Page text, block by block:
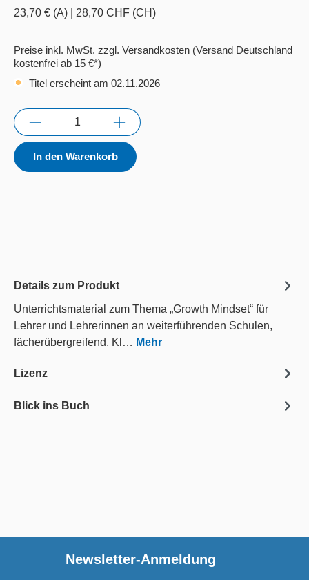
23,70 € (A) 28,70 CHF (CH)
Preise inkl. MwSt. zzgl. Versandkosten (Versand Deutschland
kostenfrei ab 15 €*)
Titel erscheint am 02.11.2026
Anzahl
In den Warenkorb
Details zum Produkt
Unterrichtsmaterial zum Thema „Growth Mindset“ für
Lehrer und Lehrerinnen an weiterführenden Schulen,
fächerübergreifend, Kl… Mehr
Lizenz
Blick ins Buch
Newsletter-Anmeldung